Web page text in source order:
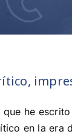
que he
en la era